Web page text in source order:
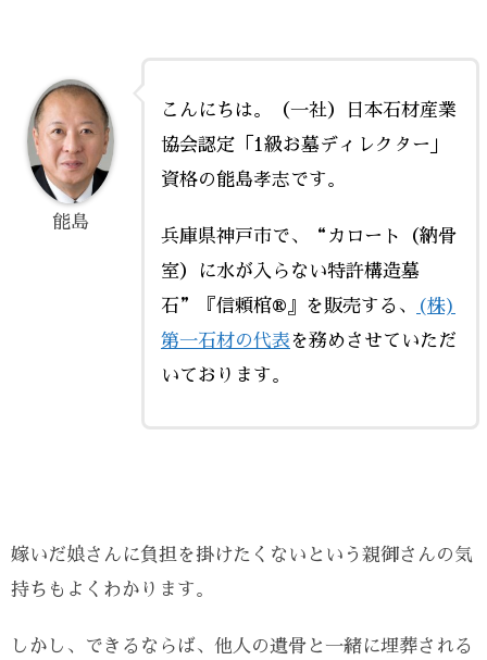
こんにちは。（一社）日本石材産業
協会認定「1級お墓ディレクター」
資格の能島孝志です。
兵庫県神戸市で、“カロート（納骨
室）に水が入らない特許構造墓
石”『信頼棺®』を販売する、
(株)
第一石材の代表 を務めさせていただ
いております。
能島
嫁いだ娘さんに負担を掛けたくないという親御さんの気
持ちもよくわかります。
しかし、できるならば、他人の遺骨と一緒に埋葬される